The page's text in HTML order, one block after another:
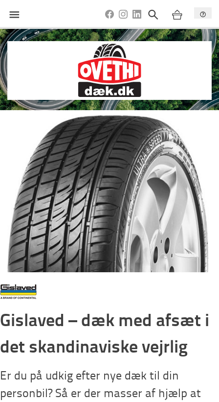
Gislaved – dæk med afsæt i
det skandinaviske vejrlig
Er du på udkig efter nye dæk til din
personbil? Så er der masser af hjælp at